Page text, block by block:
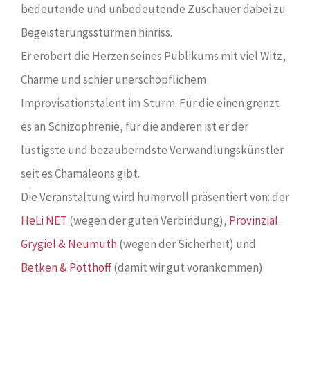
bedeutende und unbedeutende Zuschauer dabei zu
Begeisterungsstürmen hinriss.
Er erobert die Herzen seines Publikums mit viel Witz,
Charme und schier unerschöpflichem
Improvisationstalent im Sturm. Für die einen grenzt
es an Schizophrenie, für die anderen ist er der
lustigste und bezauberndste Verwandlungskünstler
seit es Chamäleons gibt.
Die Veranstaltung wird humorvoll präsentiert von: der
HeLi NET (wegen der guten Verbindung), Provinzial
Grygiel & Neumuth(wegen der Sicherheit) und
Betken & Potthoff(damit wir gut vorankommen).